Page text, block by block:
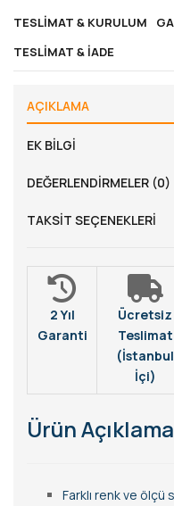
TESLIMAT & KURULUM
TESLIMAT & İADE
AÇIKLAMA
EK BILGI
DEĞERLENDIRMELER (0)
TAKSIT SEÇENEKLERI
2 Yıl
Garanti
Ücretsiz
Teslimat
(İstanbul
İçi)
Ürün
Farklı renk ve